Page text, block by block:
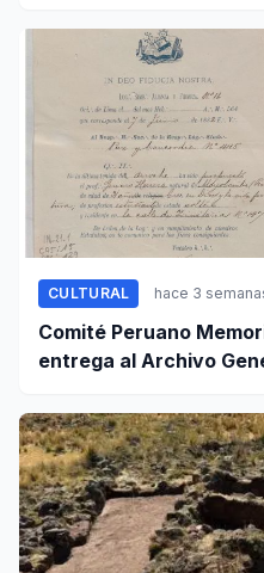
CULTURAL hace 3
Comité Peruano
entrega al Archivo
documentales